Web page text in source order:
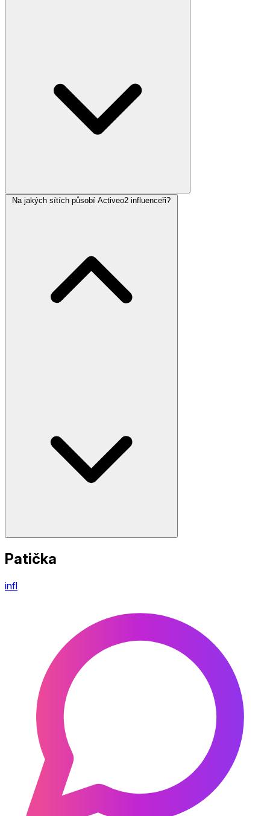
Na jakých sítích působí Activeo2 influenceři?
Patička
infl